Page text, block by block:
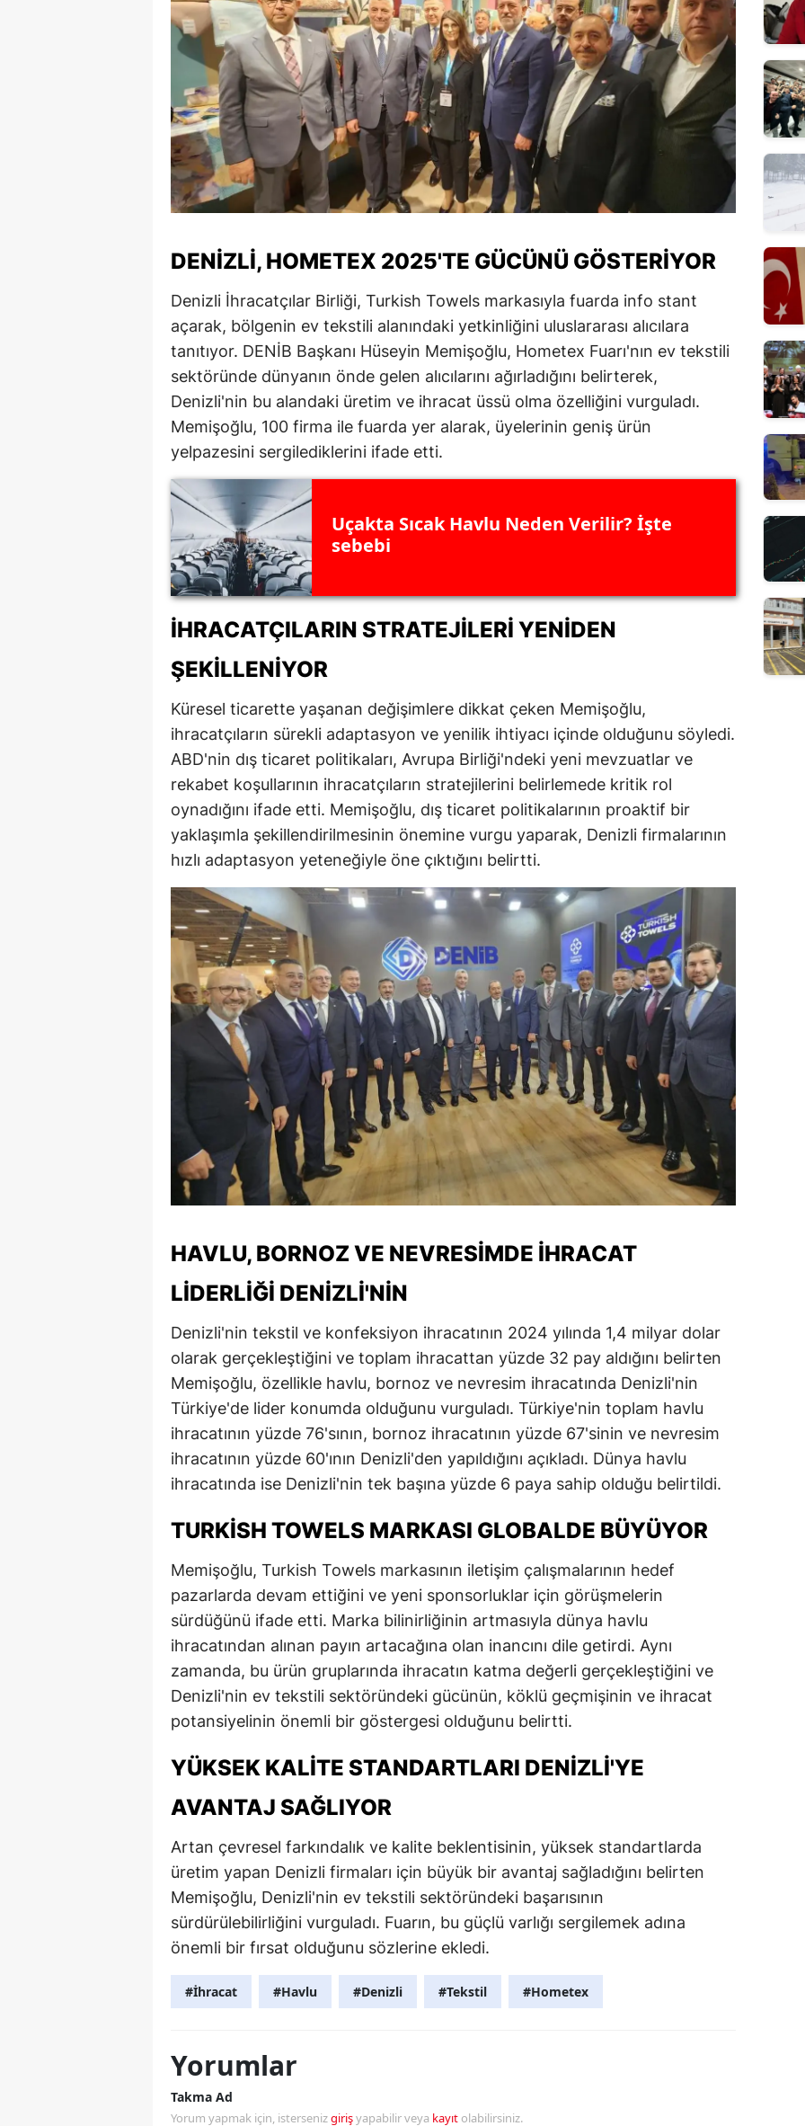
DENIZLI, HOMETEX 2025'TE GÜCÜNÜ GÖSTERIYOR
Denizli İhracatçılar Birliği, Turkish Towels markasıyla fuarda info stant
açarak, bölgenin ev tekstili alanındaki yetkinliğini uluslararası alıcılara
tanıtıyor. DENİB Başkanı Hüseyin Memişoğlu, Hometex Fuarı'nın ev tekstili
sektöründe dünyanın önde gelen alıcılarını ağırladığını belirterek,
Denizli'nin bu alandaki üretim ve ihracat üssü olma özelliğini vurguladı.
Memişoğlu, 100 firma ile fuarda yer alarak, üyelerinin geniş ürün
yelpazesini sergilediklerini ifade etti.
Uçakta Sıcak Havlu Neden Verilir? İşte
sebebi
İHRACATÇILARIN STRATEJILERI YENIDEN
ŞEKILLENIYOR
Küresel ticarette yaşanan değişimlere dikkat çeken Memişoğlu,
ihracatçıların sürekli adaptasyon ve yenilik ihtiyacı içinde olduğunu söyledi.
ABD'nin dış ticaret politikaları, Avrupa Birliği'ndeki yeni mevzuatlar ve
rekabet koşullarının ihracatçıların stratejilerini belirlemede kritik rol
oynadığını ifade etti. Memişoğlu, dış ticaret politikalarının proaktif bir
yaklaşımla şekillendirilmesinin önemine vurgu yaparak, Denizli firmalarının
hızlı adaptasyon yeteneğiyle öne çıktığını belirtti.
HAVLU, BORNOZ VE NEVRESIMDE İHRACAT
LIDERLIĞI DENIZLI'NIN
Denizli'nin tekstil ve konfeksiyon ihracatının 2024 yılında 1,4 milyar dolar
olarak gerçekleştiğini ve toplam ihracattan yüzde 32 pay aldığını belirten
Memişoğlu, özellikle havlu, bornoz ve nevresim ihracatında Denizli'nin
Türkiye'de lider konumda olduğunu vurguladı. Türkiye'nin toplam havlu
ihracatının yüzde 76'sının, bornoz ihracatının yüzde 67'sinin ve nevresim
ihracatının yüzde 60'ının Denizli'den yapıldığını açıkladı. Dünya havlu
ihracatında ise Denizli'nin tek başına yüzde 6 paya sahip olduğu belirtildi.
TURKISH TOWELS MARKASI GLOBALDE BÜYÜYOR
Memişoğlu, Turkish Towels markasının iletişim çalışmalarının hedef
pazarlarda devam ettiğini ve yeni sponsorluklar için görüşmelerin
sürdüğünü ifade etti. Marka bilinirliğinin artmasıyla dünya havlu
ihracatından alınan payın artacağına olan inancını dile getirdi. Aynı
zamanda, bu ürün gruplarında ihracatın katma değerli gerçekleştiğini ve
Denizli'nin ev tekstili sektöründeki gücünün, köklü geçmişinin ve ihracat
potansiyelinin önemli bir göstergesi olduğunu belirtti.
YÜKSEK KALITE STANDARTLARI DENIZLI'YE
AVANTAJ SAĞLIYOR
Artan çevresel farkındalık ve kalite beklentisinin, yüksek standartlarda
üretim yapan Denizli firmaları için büyük bir avantaj sağladığını belirten
Memişoğlu, Denizli'nin ev tekstili sektöründeki başarısının
sürdürülebilirliğini vurguladı. Fuarın, bu güçlü varlığı sergilemek adına
önemli bir fırsat olduğunu sözlerine ekledi.
#İhracat #Havlu #Denizli #Tekstil #Hometex
Yorumlar
Takma Ad
Yorum yapmak için, istersenizgirişyapabilir veya kayıt olabilirsiniz.